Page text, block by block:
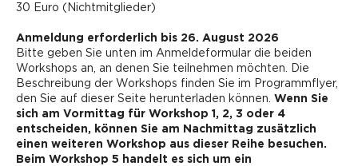
30 Euro (Nichtmitglieder)
Anmeldung erforderlich bis 26. August 2026
Bitte geben Sie unten im Anmeldeformular die beiden
Workshops an, an denen Sie teilnehmen möchten. Die
Beschreibung der Workshops finden Sie im Programmflyer,
den Sie auf dieser Seite herunterladen können. Wenn Sie
sich am Vormittag für Workshop 1, 2, 3 oder 4
entscheiden, können Sie am Nachmittag zusätzlich
einen weiteren Workshop aus dieser Reihe besuchen.
Beim Workshop 5 handelt es sich um ein